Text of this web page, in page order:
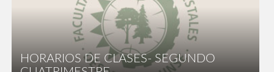
HORARIOS DE CLASES- SEGUNDO